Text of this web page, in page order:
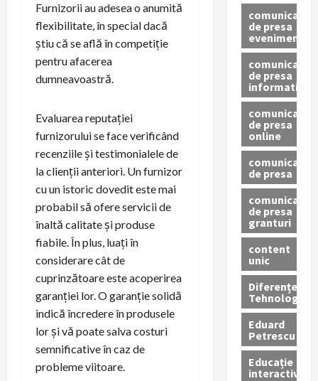
Furnizorii au adesea o anumită
flexibilitate, în special dacă
știu că se află în competiție
pentru afacerea
dumneavoastră.
Evaluarea reputației
furnizorului se face verificând
recenziile și testimonialele de
la clienții anteriori. Un furnizor
cu un istoric dovedit este mai
probabil să ofere servicii de
înaltă calitate și produse
fiabile. În plus, luați în
considerare cât de
cuprinzătoare este acoperirea
garanției lor. O garanție solidă
indică încredere în produsele
lor și vă poate salva costuri
semnificative în caz de
probleme viitoare.
comunicat
de presa
eveniment
comunicat
de presa
informativ
comunicat
de presa
online
comunicate
de presa
comunicate
de presa
granturi
content
unic
Diferențe
Tehnologice
Eduard
Petrescu
Educație
interactivă